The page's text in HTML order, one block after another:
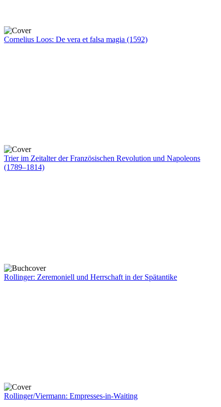
Cornelius Loos: De vera et falsa magia (1592)
Trier im Zeitalter der Französischen Revolution und Napoleons
(1789–1814)
Rollinger: Zeremoniell und Herrschaft in der Spätantike
Rollinger/Viermann: Empresses-in-Waiting